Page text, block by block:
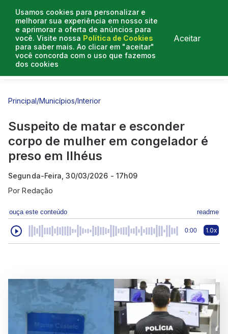
Usamos cookies para personalizar e
melhorar sua experiência em nosso site
e aprimorar a oferta de anúncios para
você. Visite nossa Política de Cookies
para saber mais. Ao clicar em "aceitar"
você concorda com o uso que fazemos
dos cookies
Aceitar
Entrevistas
Principal/Municípios/Interior
Suspeito de matar e esconder
corpo de mulher em congelador é
preso em Ilhéus
Segunda-Feira, 30/03/2026 - 17h09
PorRedação
ouça este conteúdo readme
0:00 1.0x